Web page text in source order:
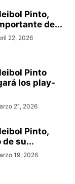
Pinto,
de...
22, 2026
Pinto
los play-
21, 2026
Pinto,
de su...
19, 2026